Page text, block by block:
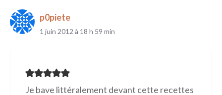
p0piete
1 juin 2012 à 18 h 59 min
Je bave littéralement devant cette recettes